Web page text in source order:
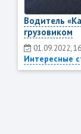
Водитель
грузовиком
01.09.2022,
Интересные